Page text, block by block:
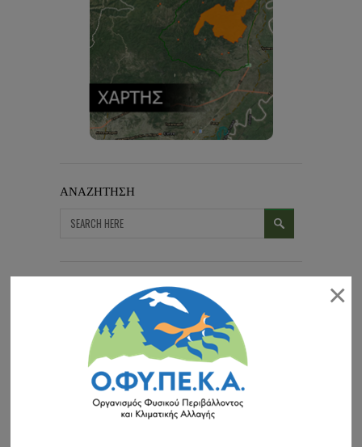
ΑΝΑΖΗΤΗΣΗ
ΠΡΟΣΦΑΤΑ ΝΕΑ-ΠΡΟΚΗΡΥΞΕΙΣ
Εορτασμός για τα 30 χρόνια της ημέρας Natura 2000
συνέχεια »
Διαχείριση των διακένων για την αντιπυρική προστασία του
δάσους & την βελτίωση του ενδιαιτήματος της άγριας
πανίδας στο δασικό σύμπλεγμα Δαδιάς-Λευκίμης-Σουφλίου
(περιοχή Πεσσάνης)
×